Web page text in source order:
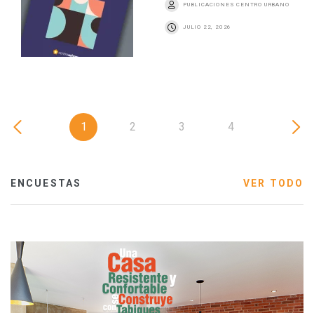
PUBLICACIONES CENTRO URBANO
JULIO 22, 2026
1 2 3 4
ENCUESTAS VER TODO